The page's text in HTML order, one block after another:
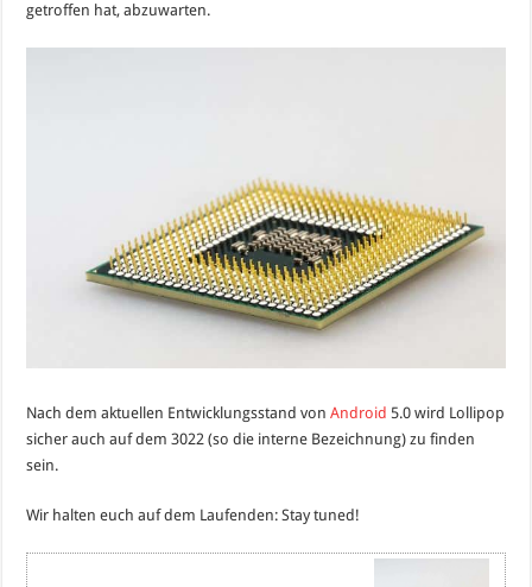
getroffen hat, abzuwarten.
Nach dem aktuellen Entwicklungsstand vonAndroid 5.0 wird Lollipop
sicher auch auf dem 3022 (so die interne Bezeichnung) zu finden
sein.
Wir halten euch auf dem Laufenden: Stay tuned!